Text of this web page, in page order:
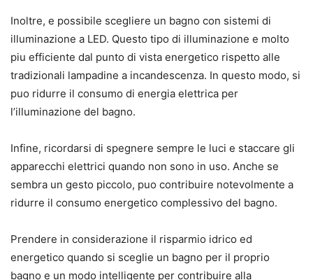
Inoltre, e possibile scegliere un bagno con sistemi di
illuminazione a LED. Questo tipo di illuminazione e molto
piu efficiente dal punto di vista energetico rispetto alle
tradizionali lampadine a incandescenza. In questo modo, si
puo ridurre il consumo di energia elettrica per
l’illuminazione del bagno.
Infine, ricordarsi di spegnere sempre le luci e staccare gli
apparecchi elettrici quando non sono in uso. Anche se
sembra un gesto piccolo, puo contribuire notevolmente a
ridurre il consumo energetico complessivo del bagno.
Prendere in considerazione il risparmio idrico ed
energetico quando si sceglie un bagno per il proprio
bagno e un modo intelligente per contribuire alla